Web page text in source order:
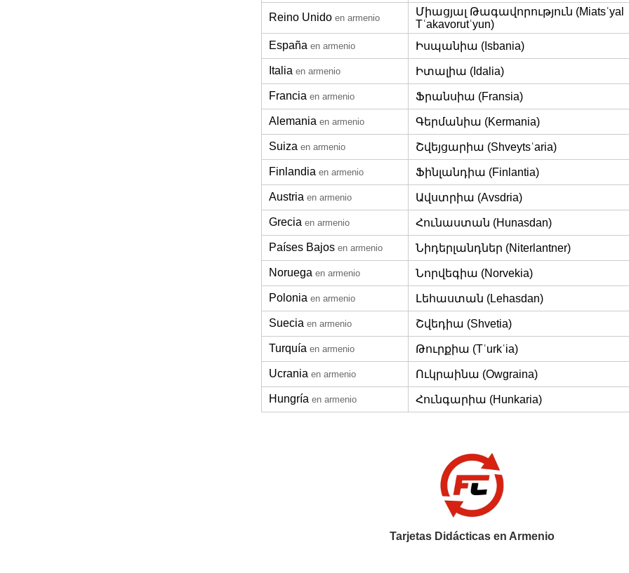
Reino Unido en armenio
Միացյալ Թագավորություն (Miatsʿyal
Tʿakavorutʿyun)
España en armenio Իսպանիա (Isbania)
Italia en armenio Իտալիա (Idalia)
Francia en armenio Ֆրանսիա (Fransia)
Alemania en armenio Գերմանիա (Kermania)
Suiza en armenio Շվեյցարիա (Shveytsʿaria)
Finlandia en armenio Ֆինլանդիա (Finlantia)
Austria en armenio Ավստրիա (Avsdria)
Grecia en armenio Հունաստան (Hunasdan)
Países Bajos en armenio Նիդերլանդներ (Niterlantner)
Noruega en armenio Նորվեգիա (Norvekia)
Polonia en armenio Լեհաստան (Lehasdan)
Suecia en armenio Շվեդիա (Shvetia)
Turquía en armenio Թուրքիա (Tʿurkʿia)
Ucrania en armenio Ուկրաինա (Owgraina)
Hungría en armenio Հունգարիա (Hunkaria)
Tarjetas Didácticas en Armenio